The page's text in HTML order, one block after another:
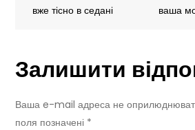
виявити
підробку
вже тісно в седані
ваша
Залишити
Ваша e-mail адреса не
поля позначені *